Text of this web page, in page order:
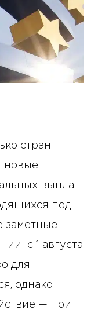
стран
новые
выплат
под
заметные
с 1 августа
для
однако
— при